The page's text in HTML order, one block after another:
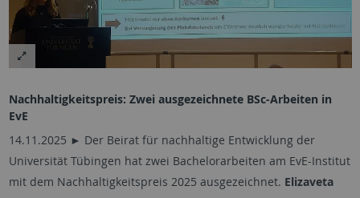
Nachhaltigkeitspreis: Zwei ausgezeichnete BSc-Arbeiten in
EvE
14.11.2025 ► Der Beirat für nachhaltige Entwicklung der
Universität Tübingen hat zwei Bachelorarbeiten am EvE-Institut
mit dem Nachhaltigkeitspreis 2025 ausgezeichnet. Elizaveta